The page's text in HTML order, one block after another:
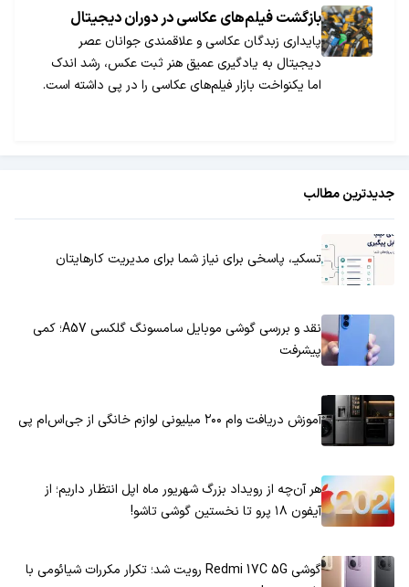
بازگشت فیلم‌های عکاسی در دوران دیجیتال
پایداری زبدگان عکاسی و علاقمندی جوانان عصر
دیجیتال به یادگیری عمیق هنر ثبت عکس، رشد اندک
اما یکنواخت بازار فیلم‌های عکاسی را در پی داشته است.
جدیدترین مطالب
تسکیـ، پاسخی برای نیاز شما برای مدیریت کارهایتان
نقد و بررسی گوشی موبایل سامسونگ گلکسی A57؛ کمی
پیشرفت
آموزش دریافت وام ۲۰۰ میلیونی لوازم خانگی از جی‌اس‌ام پی
هر آن‌چه از رویداد بزرگ شهریور ماه اپل انتظار داریم؛ از
آیفون ۱۸ پرو تا نخستین گوشی تاشو!
گوشی Redmi 17C 5G رویت شد؛ تکرار مکررات شیائومی با